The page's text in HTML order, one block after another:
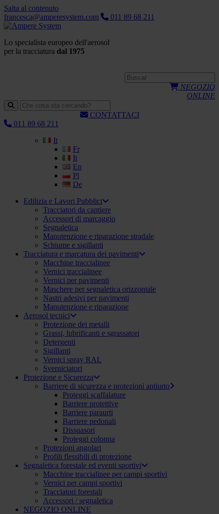
Salta al contenuto
francesca@amperesystem.com
011 89 68 211
Lo specialista europeo dell'aerosol
per la tracciatura dal 1975
NEGOZIO
ONLINE
CONTATTACI
011 89 68 211
It
Fr
It
En
Pl
De
Edilizia e Lavori Pubblici
Tracciatori da cantiere
Accessori di marcaggio
Segnaletica
Manutenzione e riparazione stradale
Schiume e sigillanti
Tracciatura e marcatura dei pavimenti
Macchine traccialinee
Vernici traccialinee
Vernici per pavimenti
Maschere per segnaletica orizzontale
Nastri adesivi per pavimenti
Manutenzione e riparazione
Aerosol tecnici
Protezione dei metalli
Grassi, lubrificanti e sgrassatori
Detergenti
Sigillanti
Vernici spray RAL
Sverniciatori
Protezione e Sicurezza
Barriere di sicurezza e protezioni antiurto
Proteggi scaffalature
Barriere protettive
Barriere paraurti
Barriere pedonali
Dissuasori
Proteggi colonna
Protezioni angolari
Profili flessibili di protezione
Segnaletica forestale ed eventi sportivi
Macchine traccialinee per campi sportivi
Vernici per campi sportivi
Tracciatori forestali
Accessori / segnaletica
NEGOZIO ONLINE